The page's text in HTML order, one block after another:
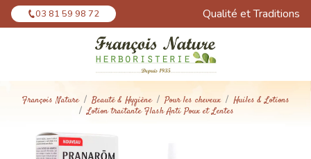
03 81 59 98 72 Qualité et Traditions
François Nature Beauté & Hygiène Pour les cheveux
Huiles & Lotions
Lotion traitante Flash Anti Poux et Lentes
Panneau de gestion des cookies